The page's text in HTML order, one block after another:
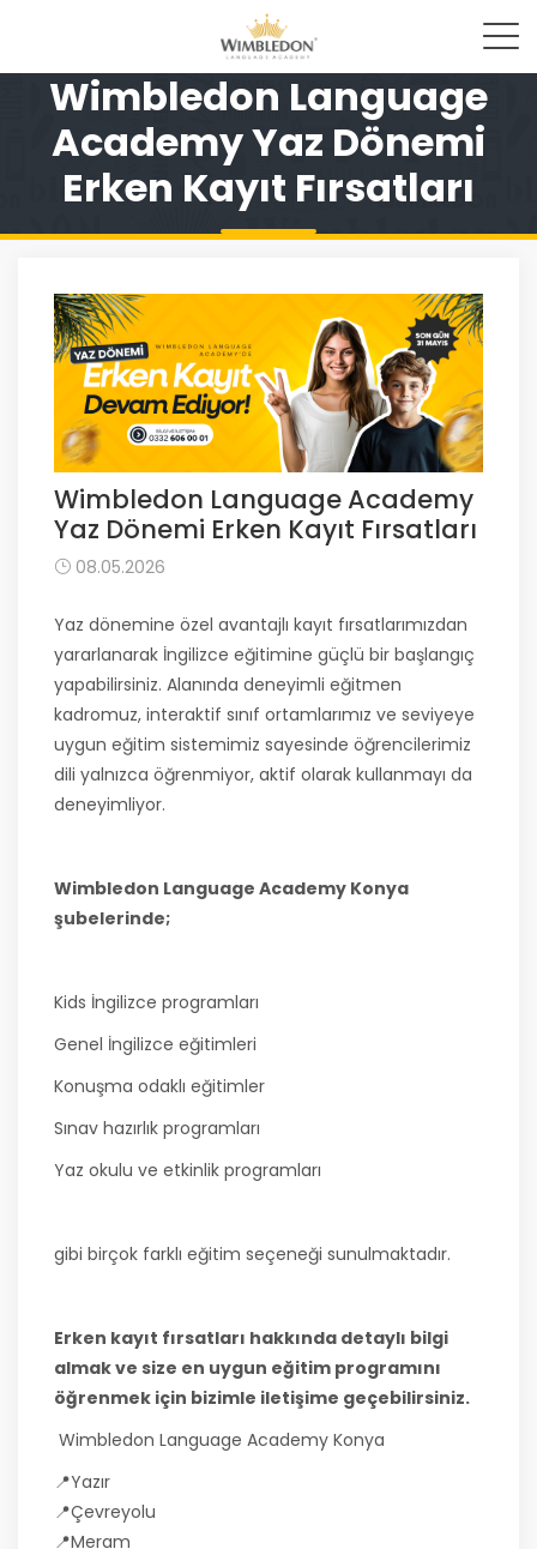
Wimbledon Language
Academy Yaz Dönemi
Erken Kayıt Fırsatları
Wimbledon Language Academy
Yaz Dönemi Erken Kayıt Fırsatları
08.05.2026
Yaz dönemine özel avantajlı kayıt fırsatlarımızdan
yararlanarak İngilizce eğitimine güçlü bir başlangıç
yapabilirsiniz. Alanında deneyimli eğitmen
kadromuz, interaktif sınıf ortamlarımız ve seviyeye
uygun eğitim sistemimiz sayesinde öğrencilerimiz
dili yalnızca öğrenmiyor, aktif olarak kullanmayı da
deneyimliyor.
Wimbledon Language Academy Konya
şubelerinde;
Kids İngilizce programları
Genel İngilizce eğitimleri
Konuşma odaklı eğitimler
Sınav hazırlık programları
Yaz okulu ve etkinlik programları
gibi birçok farklı eğitim seçeneği sunulmaktadır.
Erken kayıt fırsatları hakkında detaylı bilgi
almak ve size en uygun eğitim programını
öğrenmek için bizimle iletişime geçebilirsiniz.
Wimbledon Language Academy Konya
📍Yazır
📍Çevreyolu
📍Meram